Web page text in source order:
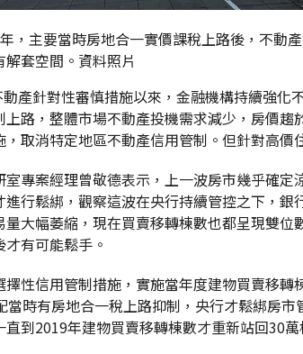
，主要當時房地合一實價課稅上路後，不動
套空間。資料照片
產針對性審慎措施以來，金融機構持續強化
路，整體市場不動產投機需求減少，房價趨
取消特定地區不動產信用管制。但針對高價
室專案經理曾敬德表示，上一波房市幾乎確定
進行鬆綁，觀察這波在央行持續管控之下，銀
大幅萎縮，現在買賣移轉棟數也都呈現雙位
有可能鬆手。
性信用管制措施，實施當年度建物買賣移
當時有房地合一稅上路抑制，央行才鬆綁房
到2019年建物買賣移轉棟數才重新站回30萬